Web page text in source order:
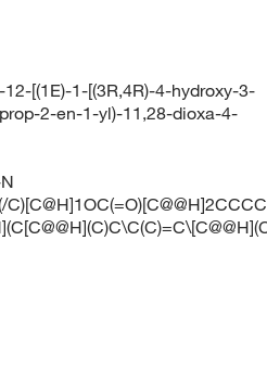
[(1E)-1-[(3R,4R)-4-hydroxy-3-
2-en-1-yl)-11,28-dioxa-4-